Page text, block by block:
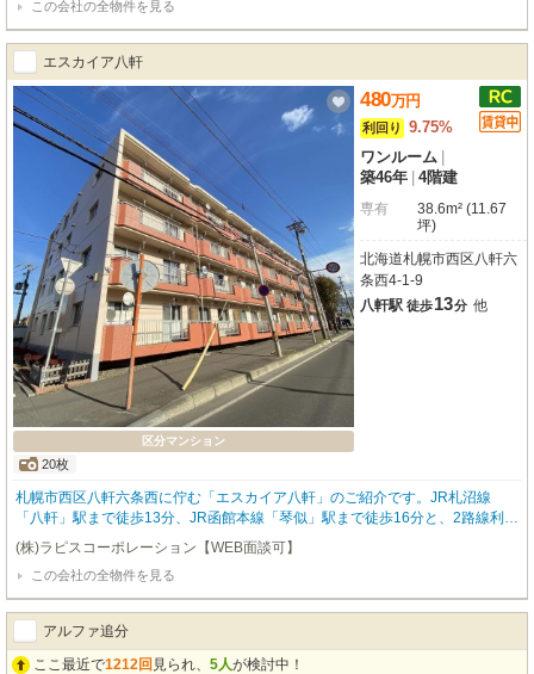
2戸構成で、ご家族や単身の方、様々な入居者様のニーズに応えられます。さ
らに、ペット相談可能なので、大切な家族の一員であるペットと暮らしたい方
にも喜んでいただけます。バス・トイレ別で快適な暮らしを提供できるのもポ
イントです。南向きの角地で、明るく開放的な空間が広がります。周辺には、
ツルハドラッグやコープさっぽろ、Seria、コンビニが徒歩圏内に揃い、お買
い物も便利。人見認定こども園も近く、子育て世代にも安心の環境です。利便
性と収益性を兼ね備えたこの物件で、新たな一歩を踏み出しませんか？
この会社の全物件を見る
エスカイア八軒
区分マンション
20枚
480万円
利回り
9.75%
ワンルーム
築46年 4階建
専有
38.6m² (11.67
坪)
北海道札幌市西区八軒六
条西4-1-9
八軒駅 徒歩13分 他
札幌市西区八軒六条西に佇む「エスカイア八軒」のご紹介です。JR札沼線
「八軒」駅まで徒歩13分、JR函館本線「琴似」駅まで徒歩16分と、2路線利用
可能な便利な立地が魅力ですね。広々とした約15畳のワンルームは、専有面積
38.6㎡。ゆったりと自分だけの空間を楽しめる設計です。北東向きのバルコニ
ーもございますので、心地よい風を感じていただけます。バス・トイレ別はも
ちろん、独立洗面台や温水洗浄トイレ、シャワー付洗面化粧台など、水回りの
設備が充実しており、毎日の生活を快適にサポートします。都市ガス対応で経
済的にも嬉しいポイントです。さらに、大切なペットとの新生活もご相談いた
だけますよ。シューズボックスや全居室収納も完備されており、お部屋をすっ
(株)ラピスコーポレーション【WEB面談可】
この会社の全物件を見る
アルファ追分
ここ最近で1212回 見られ、 5人が検討中！